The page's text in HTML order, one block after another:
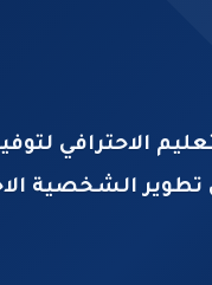
الاحترافي
الشخصية